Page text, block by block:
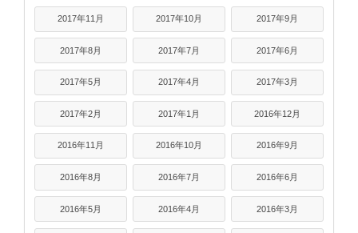
2017年11月 2017年10月 2017年9月
2017年8月 2017年7月 2017年6月
2017年5月 2017年4月 2017年3月
2017年2月 2017年1月 2016年12月
2016年11月 2016年10月 2016年9月
2016年8月 2016年7月 2016年6月
2016年5月 2016年4月 2016年3月